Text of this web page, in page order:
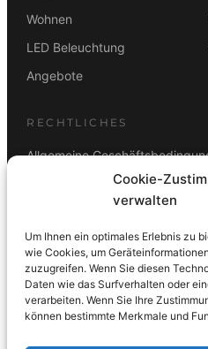
Cookie-
verwalten
Um Ihnen ein optimales Erlebnis zu
wie Cookies, um
zuzugreifen. Wenn Sie diesen
Daten wie das Surfverhalten oder
verarbeiten. Wenn Sie Ihre
können bestimmte Merkmale und
Wohnen
LED Beleuchtung
Angebote
RECHTLICHES
Allgemeine
Rücktrittsbelehrung
ZAHLUNGSARTEN
Vorkasse Visa Mastercard